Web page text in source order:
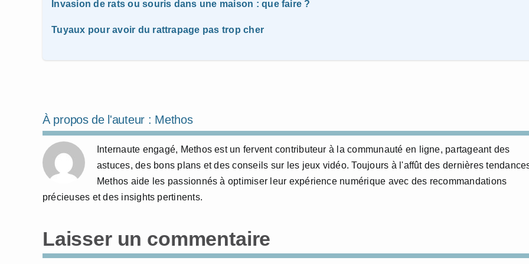
Invasion de rats ou souris dans une maison : que faire ?
Tuyaux pour avoir du rattrapage pas trop cher
À propos de l'auteur : Methos
Internaute engagé, Methos est un fervent contributeur à la communauté en ligne, partageant des
astuces, des bons plans et des conseils sur les jeux vidéo. Toujours à l'affût des dernières
Methos aide les passionnés à optimiser leur expérience numérique avec des recommandations
précieuses et des insights pertinents.
Laisser un commentaire